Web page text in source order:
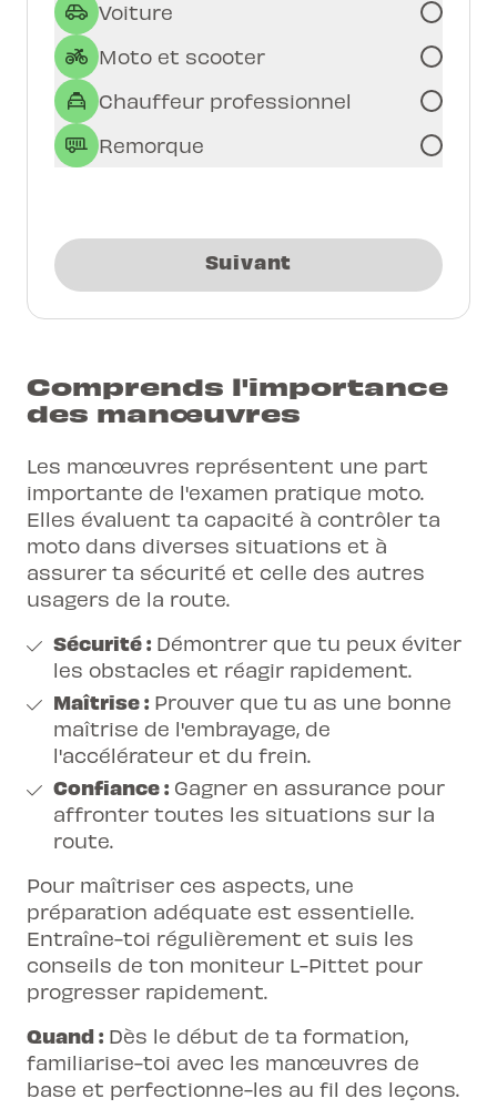
Voiture
Moto et scooter
Chauffeur professionnel
Remorque
Suivant
Comprends l'importance
des manœuvres
Les manœuvres représentent une part
importante de l'examen pratique moto.
Elles évaluent ta capacité à contrôler ta
moto dans diverses situations et à
assurer ta sécurité et celle des autres
usagers de la route.
Sécurité : Démontrer que tu peux éviter
les obstacles et réagir rapidement.
Maîtrise : Prouver que tu as une bonne
maîtrise de l'embrayage, de
l'accélérateur et du frein.
Confiance : Gagner en assurance pour
affronter toutes les situations sur la
route.
Pour maîtriser ces aspects, une
préparation adéquate est essentielle.
Entraîne-toi régulièrement et suis les
conseils de ton moniteur L-Pittet pour
progresser rapidement.
Quand : Dès le début de ta formation,
familiarise-toi avec les manœuvres de
base et perfectionne-les au fil des leçons.